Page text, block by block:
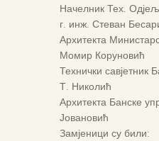
Начелник Тех.
г. инж. Стеван
Архитекта
Момир Коруновић
Технички савјетник
Т. Николић
Архитекта Банске
Јовановић
Замјеници су били: